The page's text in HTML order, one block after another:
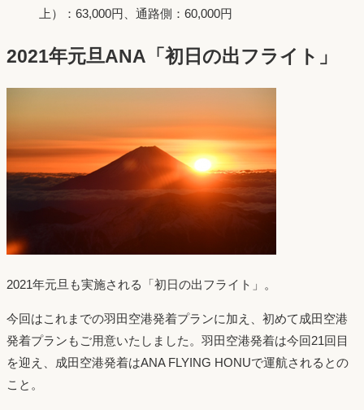
上）：63,000円、通路側：60,000円
2021年元旦ANA「初日の出フライト」
2021年元旦も実施される「初日の出フライト」。
今回はこれまでの羽田空港発着プランに加え、初めて成田空港
発着プランもご用意いたしました。羽田空港発着は今回21回目
を迎え、成田空港発着はANA FLYING HONUで運航されるとの
こと。